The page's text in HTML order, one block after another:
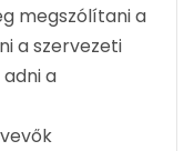
megszólítani a
a szervezeti
a